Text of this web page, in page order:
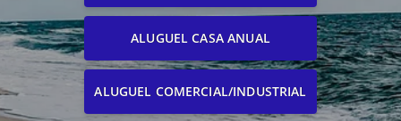
ALUGUEL CASA ANUAL
ALUGUEL COMERCIAL/INDUSTRIAL